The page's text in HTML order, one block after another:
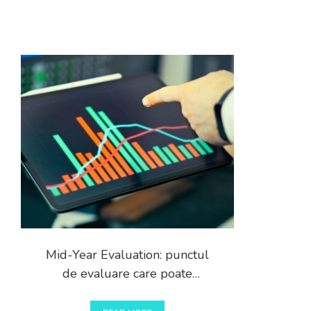
Mid-Year Evaluation: punctul
de evaluare care poate